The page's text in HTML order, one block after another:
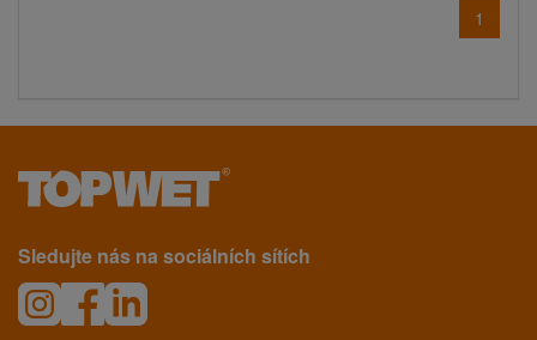
1
Sledujte nás na sociálních sítích